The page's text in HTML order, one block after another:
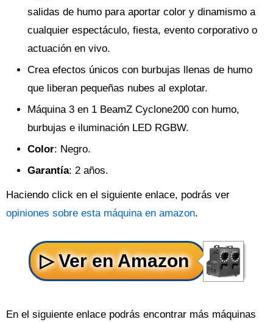
salidas de humo para aportar color y dinamismo a
cualquier espectáculo, fiesta, evento corporativo o
actuación en vivo.
Crea efectos únicos con burbujas llenas de humo
que liberan pequeñas nubes al explotar.
Máquina 3 en 1 BeamZ Cyclone200 con humo,
burbujas e iluminación LED RGBW.
Color: Negro.
Garantía: 2 años.
Haciendo click en el siguiente enlace, podrás ver
opiniones sobre esta máquina en amazon.
En el siguiente enlace podrás encontrar más máquinas